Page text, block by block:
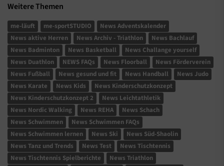
Weitere Themen
me-läuft me-sportSTUDIO
News Adventskalender
News aktive Herren
News Archiv - Triathlon
News Bachlauf
News Badminton
News Basketball
News Challange yourself
News Duathlon
NEWS FAQs News Floorball
News Förderverein
News Fußball
News gesund und fit News Handball
News Judo
News Karate
News Kids
News Kinderschutzkonzept
News Kinderschutzkonzept 2
News Leichtathletik
News Nordic Walking
News REHA
News Schach
News Schwimmen
News Schwimmen FAQs
News Schwimmen lernen
News Ski
News Süd-Shaolin
News Tanz und Trends
News Test
News Tischtennis
News Tischtennis Spielberichte
News Triathlon